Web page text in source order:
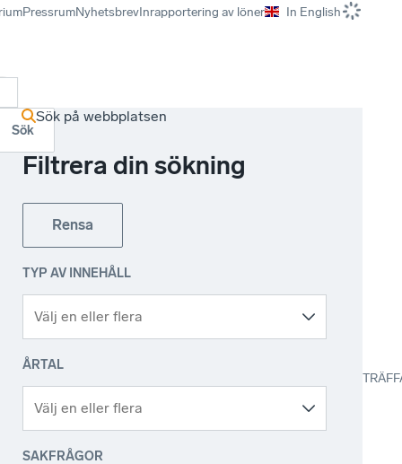
PressrumNyhetsbrevInrapportering av löner In English
Sök på webbplatsen
Filtrera din sökning
Rensa
TYP AV INNEHÅLL
ÅRTAL
SAKFRÅGOR
Sök